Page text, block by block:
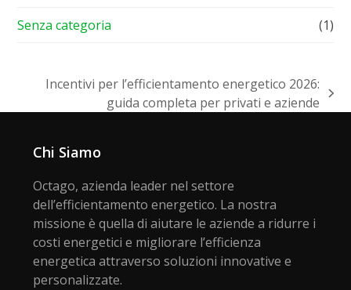
Senza categoria (1)
Incentivi per l’efficientamento energetico 2026:
guida completa per privati e aziende
Chi Siamo
Octago, azienda leader nel settore
dell’efficientamento energetico. La nostra
missione è quella di aiutare le aziende a ridurre i
costi energetici e migliorare l’efficienza
energetica attraverso soluzioni innovative e
personalizzate.